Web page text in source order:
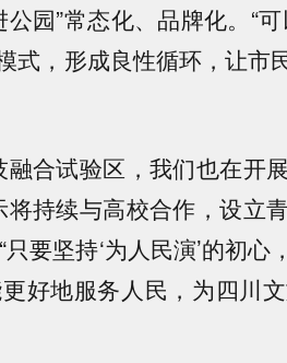
园”常态化、品牌化。“
式，形成良性循环，让
融合试验区，我们也在开
将持续与高校合作，设立
要坚持‘为人民演’的初
好地服务人民，为四川